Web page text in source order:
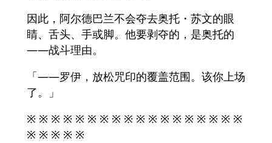
因此，阿尔德巴兰不会夺去奥托・苏文的眼
睛、舌头、手或脚。他要剥夺的，是奥托的
——战斗理由。
「——罗伊，放松咒印的覆盖范围。该你上场
了。」
※ ※ ※ ※ ※ ※ ※ ※ ※ ※ ※ ※ ※ ※ ※ ※ ※ ※
※ ※ ※ ※ ※